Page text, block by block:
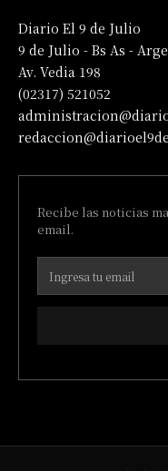
Diario El 9 de Julio
9 de Julio - Bs As -
Av. Vedia 198
(02317) 521052
Recibe las noticias
email.